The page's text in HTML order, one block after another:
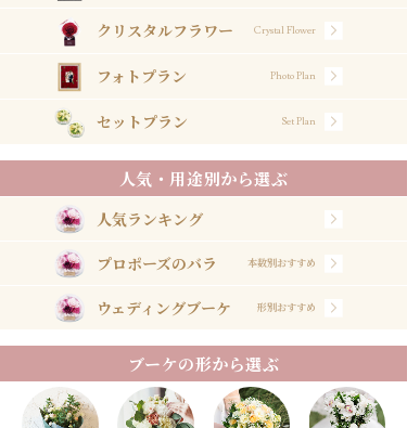
クリスタルフラワー Crystal Flower
フォトプラン Photo Plan
セットプラン Set Plan
人気・用途別から選ぶ
人気ランキング
プロポーズのバラ 本数別おすすめ
ウェディングブーケ 形別おすすめ
ブーケの形から選ぶ